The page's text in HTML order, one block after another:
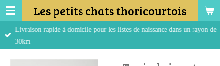
Passer
au
contenu
Les petits chats thoricourtois
Livraison rapide à domicile pour les listes de naissance dans un rayon de
30km